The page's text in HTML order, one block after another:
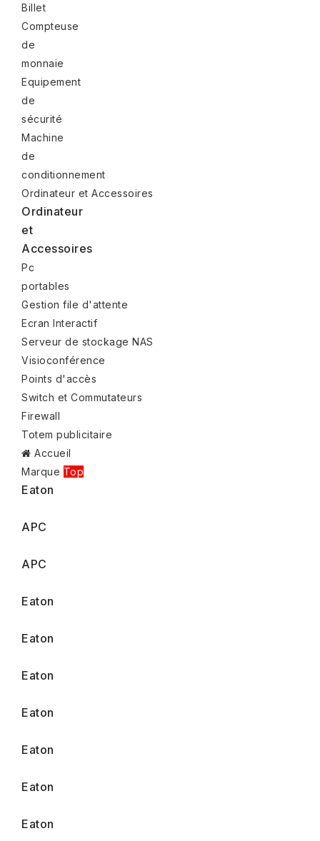
Billet
Compteuse
de
monnaie
Equipement
de
sécurité
Machine
de
conditionnement
Ordinateur et Accessoires
Ordinateur
et
Accessoires
Pc
portables
Gestion file d'attente
Ecran Interactif
Serveur de stockage NAS
Visioconférence
Points d'accès
Switch et Commutateurs
Firewall
Totem publicitaire
Accueil
Marque Top
Eaton
APC
APC
Eaton
Eaton
Eaton
Eaton
Eaton
Eaton
Eaton